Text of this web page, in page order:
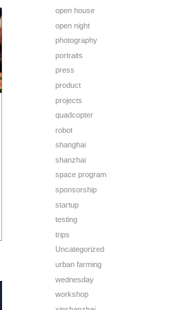
open house
open night
photography
portraits
press
product
projects
quadcopter
robot
shanghai
shanzhai
space program
sponsorship
startup
testing
trips
Uncategorized
urban farming
wednesday
workshop